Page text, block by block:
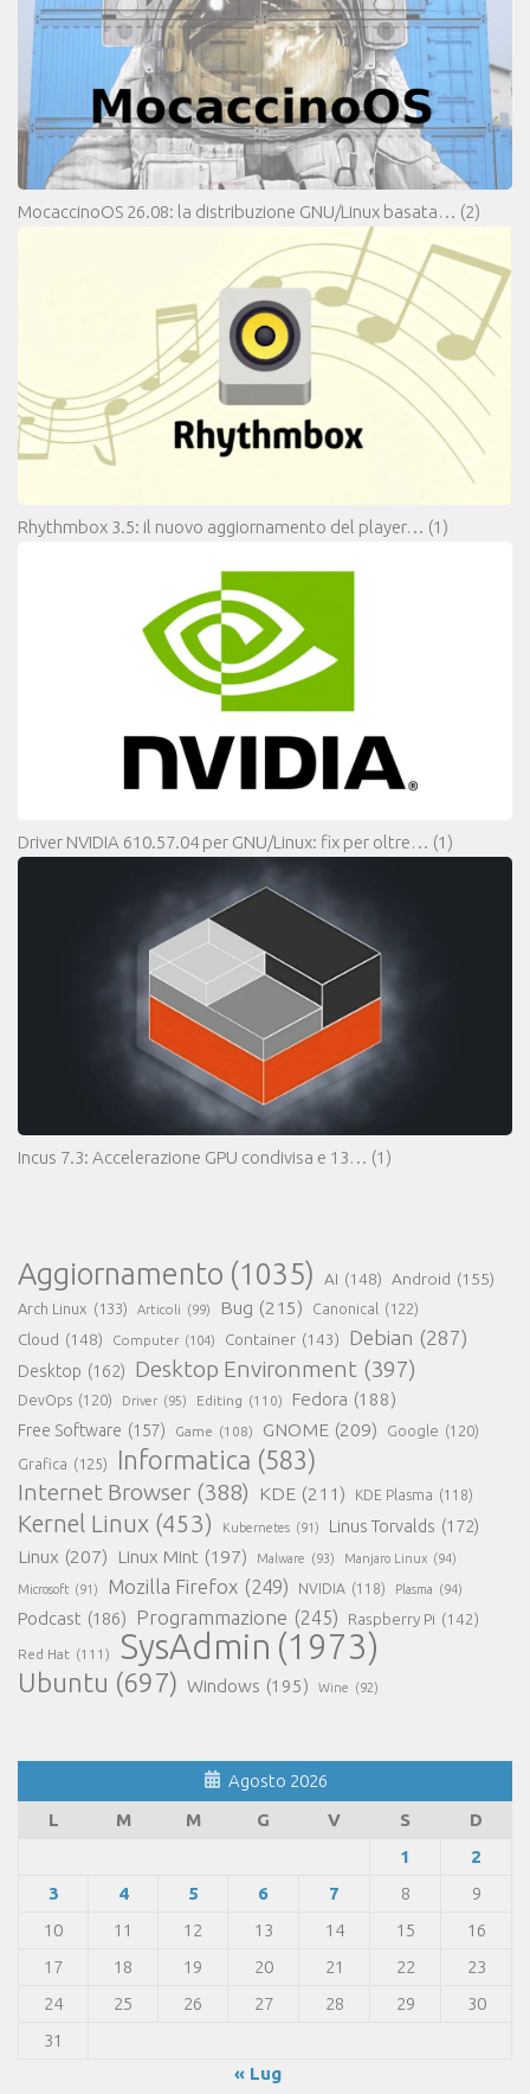
MocaccinoOS 26.08: la distribuzione GNU/Linux basata… (2)
Rhythmbox 3.5: il nuovo aggiornamento del player… (1)
Driver NVIDIA 610.57.04 per GNU/Linux: fix per oltre… (1)
Incus 7.3: Accelerazione GPU condivisa e 13… (1)
Aggiornamento (1035) AI (148) Android (155)
Arch Linux (133) Articoli (99) Bug (215) Canonical (122)
Cloud (148) Computer (104) Container (143) Debian (287)
Desktop (162) Desktop Environment (397)
DevOps (120) Driver (95) Editing (110) Fedora (188)
Free Software (157) Game (108) GNOME (209) Google (120)
Grafica (125) Informatica (583)
Internet Browser (388) KDE (211) KDE Plasma (118)
Kernel Linux (453) Kubernetes (91) Linus Torvalds (172)
Linux (207) Linux Mint (197) Malware (93) Manjaro Linux (94)
Microsoft (91) Mozilla Firefox (249) NVIDIA (118) Plasma (94)
Podcast (186) Programmazione (245) Raspberry Pi (142)
Red Hat (111) SysAdmin (1973)
Ubuntu (697) Windows (195) Wine (92)
Agosto 2026
L
M M G V S
D
1
2
3
4 5 6 7 8
9
10
11 12 13 14 15
16
17
18 19 20 21 22
23
24
25 26 27 28 29
30
31
« Lug